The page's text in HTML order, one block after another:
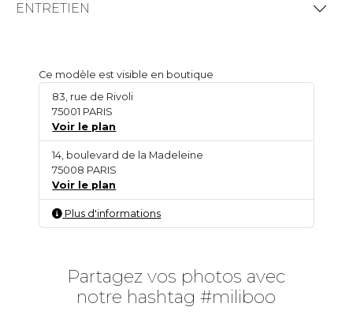
ENTRETIEN
Ce modèle est visible en boutique
83, rue de Rivoli
75001 PARIS
Voir le plan
14, boulevard de la Madeleine
75008 PARIS
Voir le plan
Plus d'informations
Partagez vos photos avec
notre hashtag #miliboo